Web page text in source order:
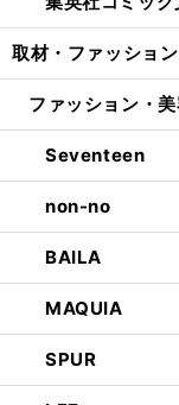
取材・ファッション
ファッション・
Seventeen
non-no
BAILA
MAQUIA
SPUR